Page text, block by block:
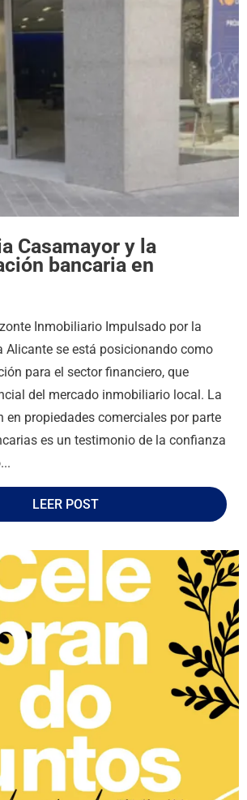
Casamayor y la
bancaria en
Inmobiliario Impulsado por la
Alicante se está posicionando como
para el sector financiero, que
del mercado inmobiliario local. La
en propiedades comerciales por parte
es un testimonio de la confianza
LEER POST